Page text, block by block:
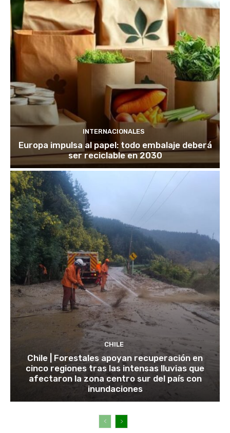
INTERNACIONALES
Europa impulsa al papel: todo embalaje deberá
ser reciclable en 2030
CHILE
Chile | Forestales apoyan recuperación en
cinco regiones tras las intensas lluvias que
afectaron la zona centro sur del país con
inundaciones